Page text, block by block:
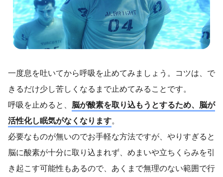
一度息を吐いてから呼吸を止めてみましょう。コツは、で
きるだけ少し苦しくなるまで止めてみることです。
呼吸を止めると、 脳が酸素を取り込もうとするため、脳が
活性化し眠気がなくなります。
必要なものが無いのでお手軽な方法ですが、やりすぎると
脳に酸素が十分に取り込まれず、めまいや立ちくらみを引
き起こす可能性もあるので、あくまで無理のない範囲で行